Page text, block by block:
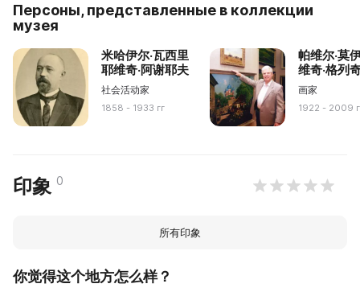
Персоны, представленные в коллекции
музея
米哈伊尔·瓦西里
耶维奇·阿谢耶夫
社会活动家
1858 - 1933 гг
帕维尔·莫
维奇·格列
画家
1922 - 2009
印象 0
所有印象
你觉得这个地方怎么样？